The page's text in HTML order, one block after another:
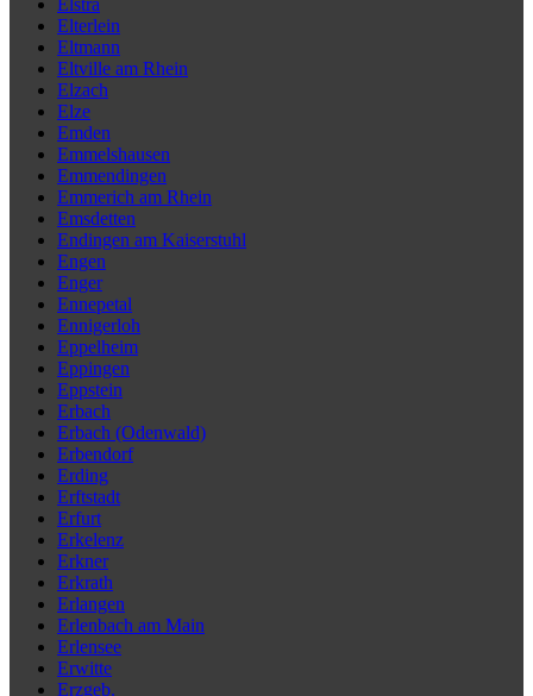
Elstra
Elterlein
Eltmann
Eltville am Rhein
Elzach
Elze
Emden
Emmelshausen
Emmendingen
Emmerich am Rhein
Emsdetten
Endingen am Kaiserstuhl
Engen
Enger
Ennepetal
Ennigerloh
Eppelheim
Eppingen
Eppstein
Erbach
Erbach (Odenwald)
Erbendorf
Erding
Erftstadt
Erfurt
Erkelenz
Erkner
Erkrath
Erlangen
Erlenbach am Main
Erlensee
Erwitte
Erzgeb.